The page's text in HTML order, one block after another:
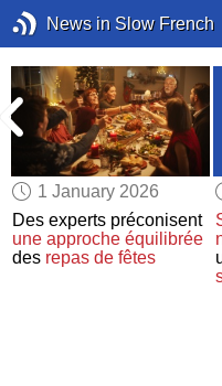
News in Slow French
1 January 2026
Des experts préconisent
une approche équilibrée
des repas de fêtes